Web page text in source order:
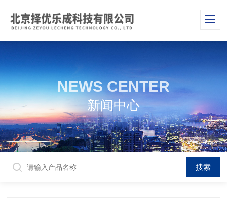
NEWS CENTER
新闻中心